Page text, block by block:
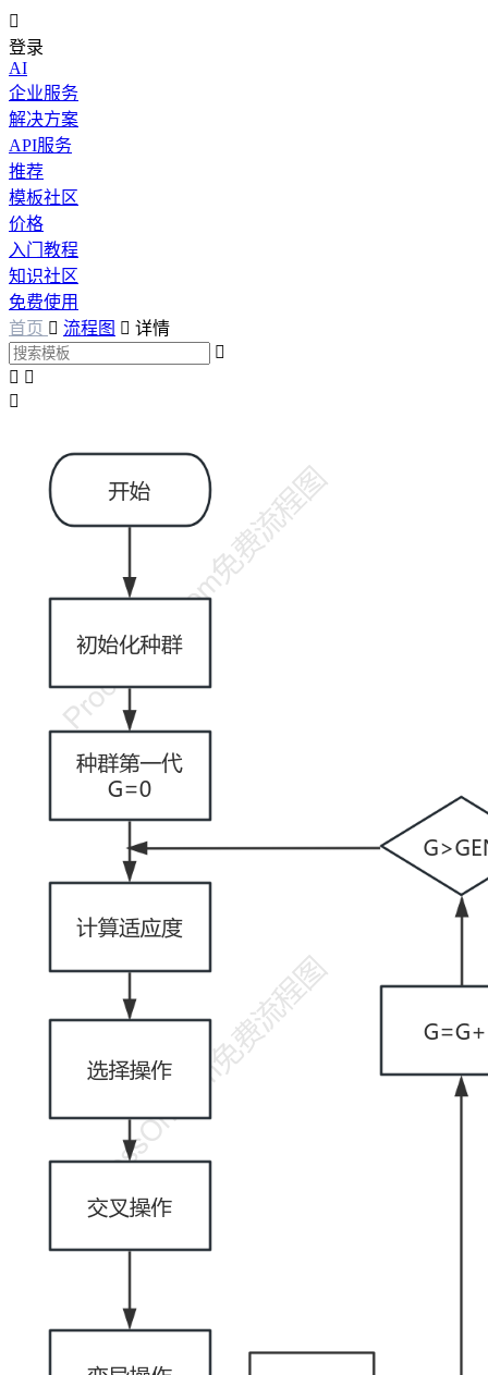

登录
AI
企业服务
解决方案
API服务
推荐
模板社区
价格
入门教程
知识社区
免费使用
首页  流程图  详情

 
